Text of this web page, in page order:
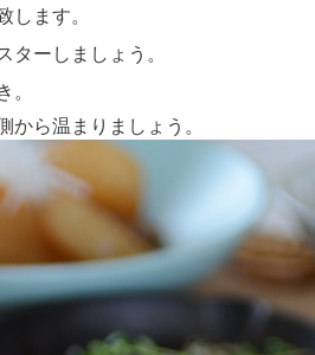
ます。
ーしましょう。
から温まりましょう。